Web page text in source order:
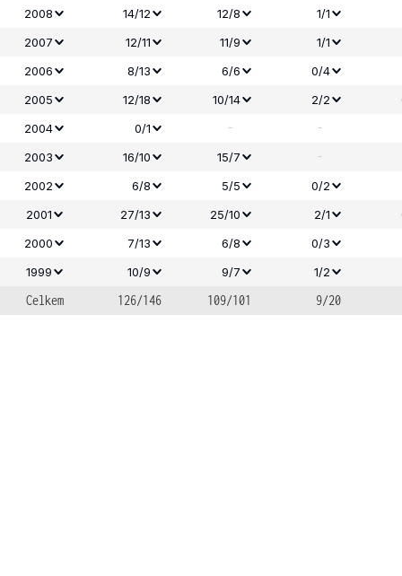
2008
14/12 12/8
1/1
2007
12/11 11/9
1/1
2006
8/13 6/6 0/4
2005
12/18 10/14 2/2
2004
0/1 - -
2003 16/10 15/7 -
2002 6/8 5/5
0/2
2001
27/13 25/10 2/1
2000
7/13 6/8
0/3
1999
10/9 9/7 1/2
Celkem 126/146 109/101 9/20